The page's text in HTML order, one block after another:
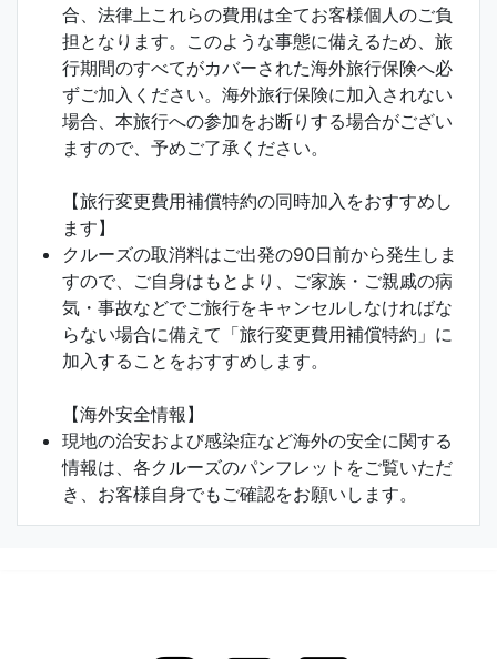
合、法律上これらの費用は全てお客様個人のご負
担となります。このような事態に備えるため、旅
行期間のすべてがカバーされた海外旅行保険へ必
ずご加入ください。海外旅行保険に加入されない
場合、本旅行への参加をお断りする場合がござい
ますので、予めご了承ください。
【旅行変更費用補償特約の同時加入をおすすめし
ます】
クルーズの取消料はご出発の90日前から発生しま
すので、ご自身はもとより、ご家族・ご親戚の病
気・事故などでご旅行をキャンセルしなければな
らない場合に備えて「旅行変更費用補償特約」に
加入することをおすすめします。
【海外安全情報】
現地の治安および感染症など海外の安全に関する
情報は、各クルーズのパンフレットをご覧いただ
き、お客様自身でもご確認をお願いします。